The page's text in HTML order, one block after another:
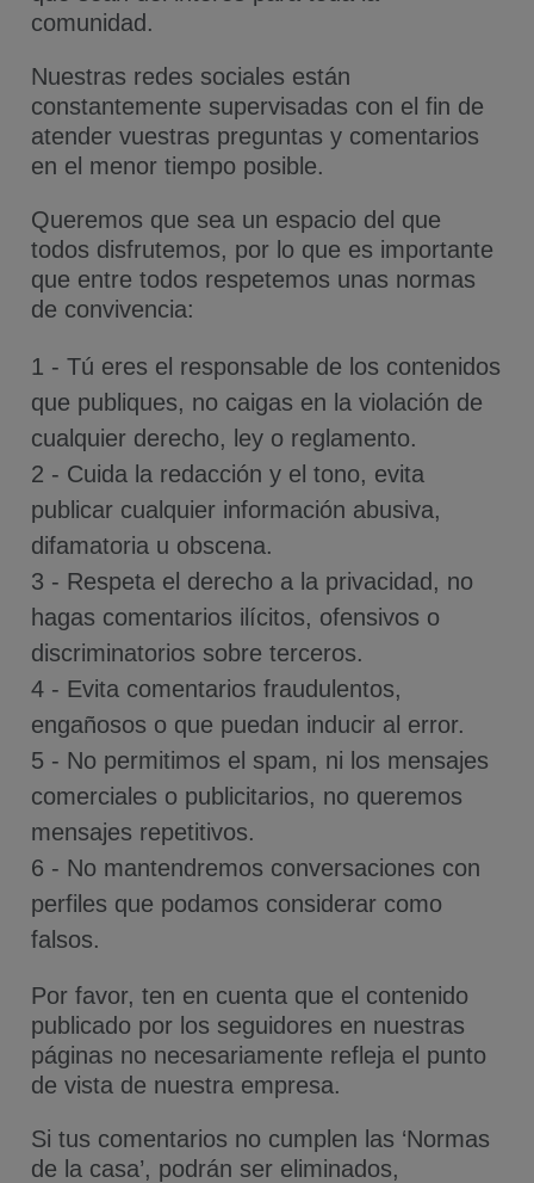
comunidad.
Nuestras redes sociales están
constantemente supervisadas con el fin de
atender vuestras preguntas y comentarios
en el menor tiempo posible.
Queremos que sea un espacio del que
todos disfrutemos, por lo que es importante
que entre todos respetemos unas normas
de convivencia:
1 - Tú eres el responsable de los contenidos
que publiques, no caigas en la violación de
cualquier derecho, ley o reglamento.
2 - Cuida la redacción y el tono, evita
publicar cualquier información abusiva,
difamatoria u obscena.
3 - Respeta el derecho a la privacidad, no
hagas comentarios ilícitos, ofensivos o
discriminatorios sobre terceros.
4 - Evita comentarios fraudulentos,
engañosos o que puedan inducir al error.
5 - No permitimos el spam, ni los mensajes
comerciales o publicitarios, no queremos
mensajes repetitivos.
6 - No mantendremos conversaciones con
perfiles que podamos considerar como
falsos.
Por favor, ten en cuenta que el contenido
publicado por los seguidores en nuestras
páginas no necesariamente refleja el punto
de vista de nuestra empresa.
Si tus comentarios no cumplen las ‘Normas
de la casa’, podrán ser eliminados,